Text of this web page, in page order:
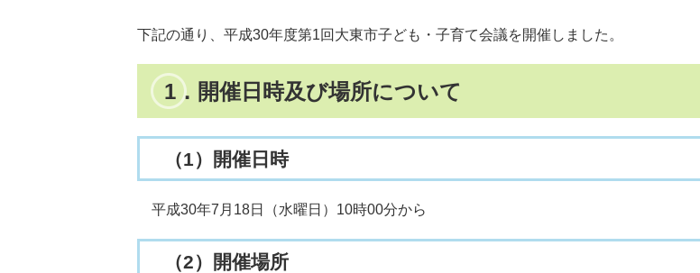
下記の通り、平成30年度第1回大東市子ども・子育て会議を開催しました。
1．開催日時及び場所について
（1）開催日時
平成30年7月18日（水曜日）10時00分から
（2）開催場所